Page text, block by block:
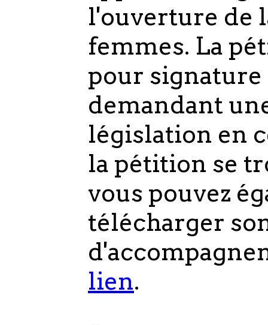
l'ouverture de
femmes. La
pour signature
demandant
législation en
la pétition se
vous pouvez
télécharger
lien.